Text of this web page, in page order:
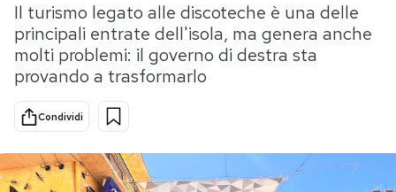
Politica
Tecnologia
Internet
Cultura
Sport
Consumismi
Storie/Idee
Mondiali calcio 2026
Il turismo legato alle discoteche è una delle
principali entrate dell'isola, ma genera anche
molti problemi: il governo di destra sta
provando a trasformarlo
Condividi